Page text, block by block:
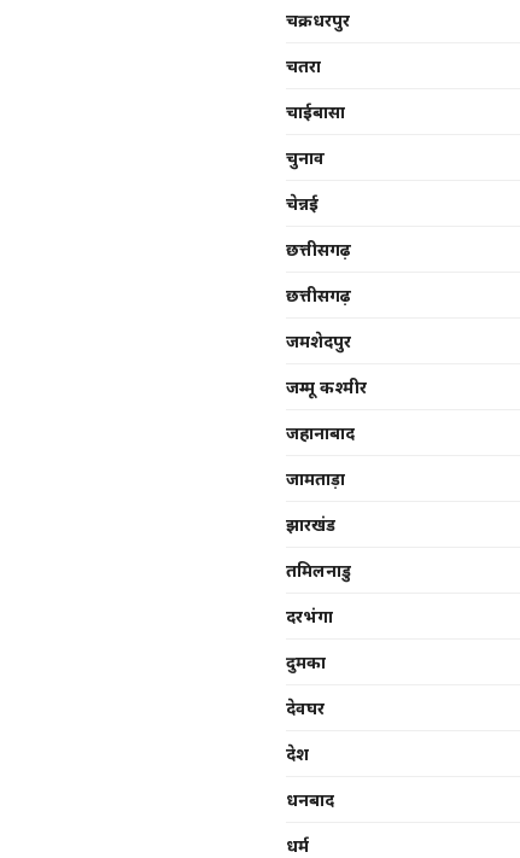
चक्रधरपुर
चतरा
चाईबासा
चुनाव
चेन्नई
छत्तीसगढ़
छत्तीसगढ़
जमशेदपुर
जम्मू कश्मीर
जहानाबाद
जामताड़ा
झारखंड
तमिलनाडु
दरभंगा
दुमका
देवघर
देश
धनबाद
धर्म